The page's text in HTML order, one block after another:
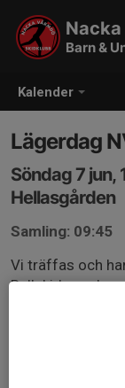
Kalender
Nacka
Barn &
Lägerdag
Söndag 7
Hellasgården
Samling: 09:45
Vi träffas och
Rullskidor och
Förmiddag kör
lunch.
Vi avslutar med